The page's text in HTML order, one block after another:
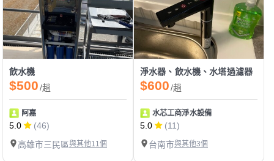
飲水機
$500/趟
阿嘉
5.0
(46)
高雄市三民區與其他11個
淨水器、飲水機、水塔過濾器
$600/趟
水芯工商淨水設備
5.0
(11)
台南市與其他3個